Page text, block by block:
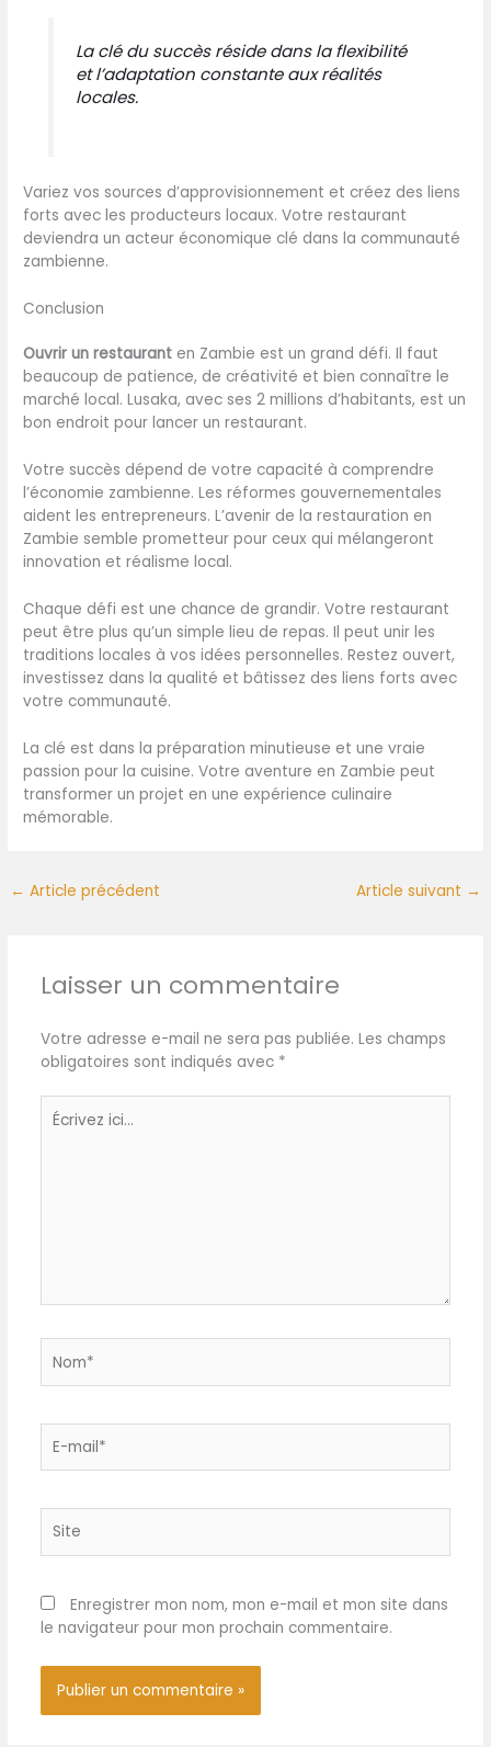
La clé du succès réside dans la flexibilité
et l’adaptation constante aux réalités
locales.
Variez vos sources d’approvisionnement et créez des liens
forts avec les producteurs locaux. Votre restaurant
deviendra un acteur économique clé dans la communauté
zambienne.
Conclusion
Ouvrir un restaurant en Zambie est un grand défi. Il faut
beaucoup de patience, de créativité et bien connaître le
marché local. Lusaka, avec ses 2 millions d’habitants, est un
bon endroit pour lancer un restaurant.
Votre succès dépend de votre capacité à comprendre
l’économie zambienne. Les réformes gouvernementales
aident les entrepreneurs. L’avenir de la restauration en
Zambie semble prometteur pour ceux qui mélangeront
innovation et réalisme local.
Chaque défi est une chance de grandir. Votre restaurant
peut être plus qu’un simple lieu de repas. Il peut unir les
traditions locales à vos idées personnelles. Restez ouvert,
investissez dans la qualité et bâtissez des liens forts avec
votre communauté.
La clé est dans la préparation minutieuse et une vraie
passion pour la cuisine. Votre aventure en Zambie peut
transformer un projet en une expérience culinaire
mémorable.
← Article précédent Article suivant →
Laisser un commentaire
Votre adresse e-mail ne sera pas publiée. Les champs
obligatoires sont indiqués avec *
Écrivez
ici…
mail*
Enregistrer mon nom, mon e-mail et mon site dans
le navigateur pour mon prochain commentaire.